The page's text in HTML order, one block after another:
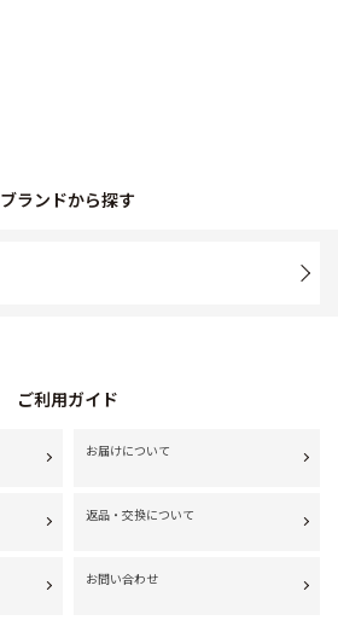
ブランドから探す
ご利用ガイド
お届けについて
返品・交換について
お問い合わせ